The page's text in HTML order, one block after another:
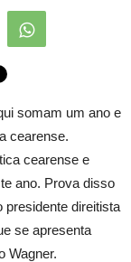
somam um ano e
cearense.
cearense e
ano. Prova disso
presidente direitista
se apresenta
Wagner.